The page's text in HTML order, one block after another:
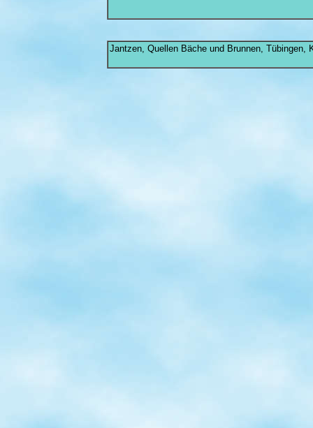
Jantzen, Quellen Bäche und Brunnen, Tübingen,